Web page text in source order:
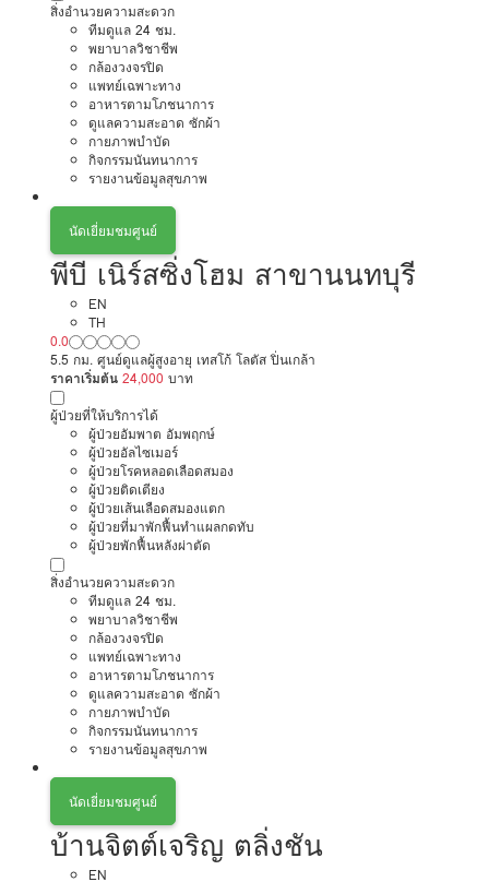
สิ่งอำนวยความสะดวก
ทีมดูแล 24 ชม.
พยาบาลวิชาชีพ
กล้องวงจรปิด
แพทย์เฉพาะทาง
อาหารตามโภชนาการ
ดูแลความสะอาด ซักผ้า
กายภาพบำบัด
กิจกรรมนันทนาการ
รายงานข้อมูลสุขภาพ
นัดเยี่ยมชมศูนย์
พีบี เนิร์สซิ่งโฮม สาขานนทบุรี
EN
TH
0.0
5.5 กม. ศูนย์ดูแลผู้สูงอายุ เทสโก้ โลตัส ปิ่นเกล้า
ราคาเริ่มต้น 24,000 บาท
ผู้ป่วยที่ให้บริการได้
ผู้ป่วยอัมพาต อัมพฤกษ์
ผู้ป่วยอัลไซเมอร์
ผู้ป่วยโรคหลอดเลือดสมอง
ผู้ป่วยติดเตียง
ผู้ป่วยเส้นเลือดสมองแตก
ผู้ป่วยที่มาพักฟื้นทำแผลกดทับ
ผู้ป่วยพักฟื้นหลังผ่าตัด
สิ่งอำนวยความสะดวก
ทีมดูแล 24 ชม.
พยาบาลวิชาชีพ
กล้องวงจรปิด
แพทย์เฉพาะทาง
อาหารตามโภชนาการ
ดูแลความสะอาด ซักผ้า
กายภาพบำบัด
กิจกรรมนันทนาการ
รายงานข้อมูลสุขภาพ
นัดเยี่ยมชมศูนย์
บ้านจิตต์เจริญ ตลิ่งชัน
EN